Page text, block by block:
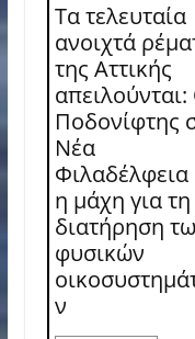
Τα τελευταία
ανοιχτά
της Αττικής
Ποδονίφτης
Νέα
Φιλαδέλφεια
η μάχη για τη
διατήρηση
φυσικών
ν